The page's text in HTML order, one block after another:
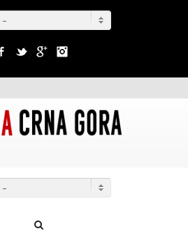
Facebook
TwitterGoogle+